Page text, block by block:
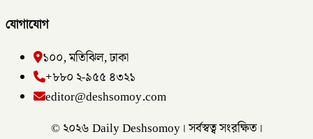
যোগাযোগ
১০০, মতিঝিল, ঢাকা
+৮৮০ ২-৯৫৫ ৪৩২১
editor@deshsomoy.com
© ২০২৬ Daily Deshsomoy। সর্বস্বত্ব সংরক্ষিত।